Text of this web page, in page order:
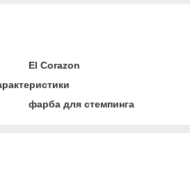
El Corazon
фарба для стемпинга